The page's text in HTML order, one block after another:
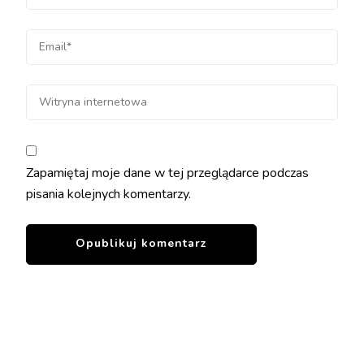
Zapamiętaj moje dane w tej przeglądarce podczas
pisania kolejnych komentarzy.